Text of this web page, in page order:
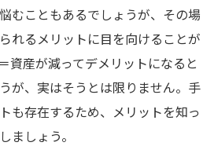
むこともあるでしょうが、その場
れるメリットに目を向けることが
資産が減ってデメリットになると
が、実はそうとは限りません。手
も存在するため、メリットを知っ
ましょう。